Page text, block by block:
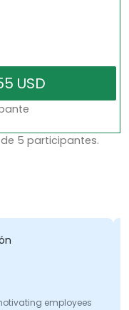
5 participantes.
employees